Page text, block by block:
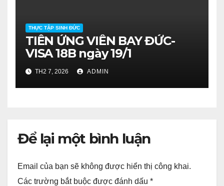
THỰC TẬP SINH ĐỨC
TIỄN ỨNG VIÊN BAY ĐỨC-
VISA 18B ngày 19/1
TH2 7, 2026 ADMIN
Để lại một bình luận
Email của bạn sẽ không được hiển thị công khai.
Các trường bắt buộc được đánh dấu *